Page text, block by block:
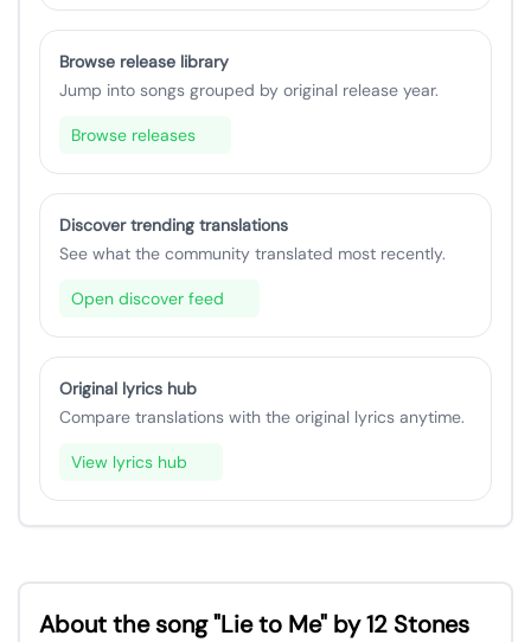
Browse release library
Jump into songs grouped by original release year.
Browse releases
Discover trending translations
See what the community translated most recently.
Open discover feed
Original lyrics hub
Compare translations with the original lyrics anytime.
View lyrics hub
About the song "Lie to Me" by 12 Stones